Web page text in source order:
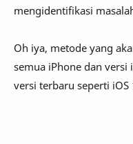
mengidentifikasi
Oh iya, metode yang
semua iPhone dan versi
versi terbaru seperti iOS